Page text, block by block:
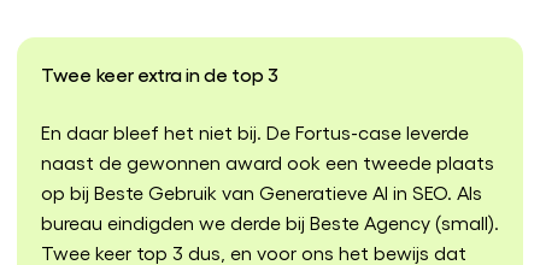
Twee keer extra in de top 3
En daar bleef het niet bij. De Fortus-case leverde
naast de gewonnen award ook een tweede plaats
op bij Beste Gebruik van Generatieve AI in SEO. Als
bureau eindigden we derde bij Beste Agency (small).
Twee keer top 3 dus, en voor ons het bewijs dat